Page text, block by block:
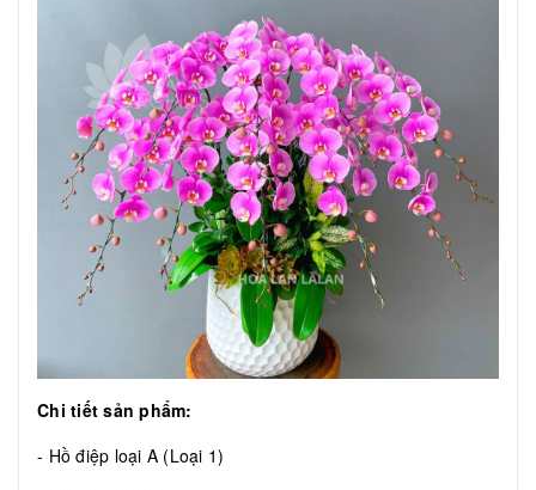
Chi tiết sản phẩm:
- Hồ điệp loại A (Loại 1)